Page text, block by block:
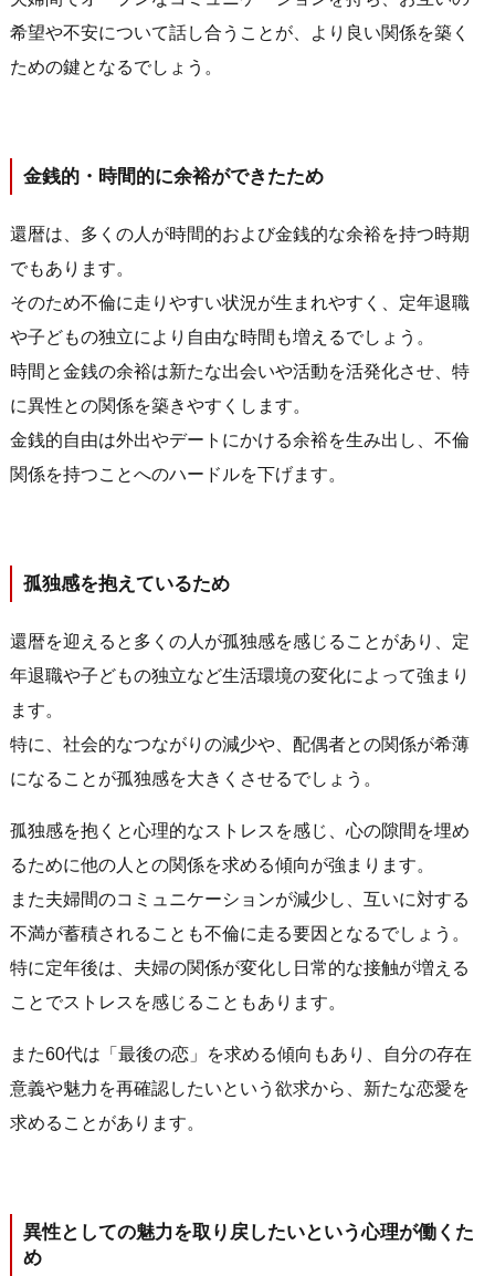
希望や不安について話し合うことが、より良い関係を築く
ための鍵となるでしょう。
金銭的・時間的に余裕ができたため
還暦は、多くの人が時間的および金銭的な余裕を持つ時期
でもあります。
そのため不倫に走りやすい状況が生まれやすく、定年退職
や子どもの独立により自由な時間も増えるでしょう。
時間と金銭の余裕は新たな出会いや活動を活発化させ、特
に異性との関係を築きやすくします。
金銭的自由は外出やデートにかける余裕を生み出し、不倫
関係を持つことへのハードルを下げます。
孤独感を抱えているため
還暦を迎えると多くの人が孤独感を感じることがあり、定
年退職や子どもの独立など生活環境の変化によって強まり
ます。
特に、社会的なつながりの減少や、配偶者との関係が希薄
になることが孤独感を大きくさせるでしょう。
孤独感を抱くと心理的なストレスを感じ、心の隙間を埋め
るために他の人との関係を求める傾向が強まります。
また夫婦間のコミュニケーションが減少し、互いに対する
不満が蓄積されることも不倫に走る要因となるでしょう。
特に定年後は、夫婦の関係が変化し日常的な接触が増える
ことでストレスを感じることもあります。
また60代は「最後の恋」を求める傾向もあり、自分の存在
意義や魅力を再確認したいという欲求から、新たな恋愛を
求めることがあります。
異性としての魅力を取り戻したいという心理が働くた
め